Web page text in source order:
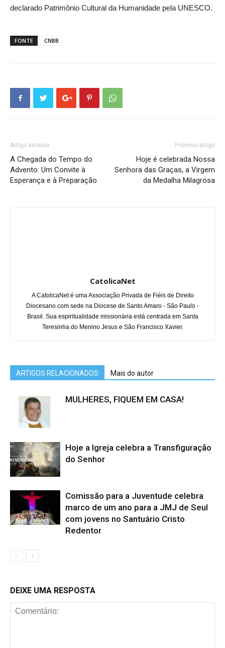
declarado Patrimônio Cultural da Humanidade pela UNESCO.
FONTE CNBB
Artigo anterior
A Chegada do Tempo do
Advento: Um Convite à
Esperança e à Preparação
Próximo artigo
Hoje é celebrada Nossa
Senhora das Graças, a Virgem
da Medalha Milagrosa
CatolicaNet
A CatolicaNet é uma Associação Privada de Fiéis de Direito
Diocesano com sede na Diocese de Santo Amaro - São Paulo -
Brasil. Sua espiritualidade missionária está centrada em Santa
Teresinha do Menino Jesus e São Francisco Xavier.
ARTIGOS RELACIONADOS Mais do autor
MULHERES, FIQUEM EM CASA!
Hoje a Igreja celebra a Transfiguração
do Senhor
Comissão para a Juventude celebra
marco de um ano para a JMJ de Seul
com jovens no Santuário Cristo
Redentor
DEIXE UMA RESPOSTA